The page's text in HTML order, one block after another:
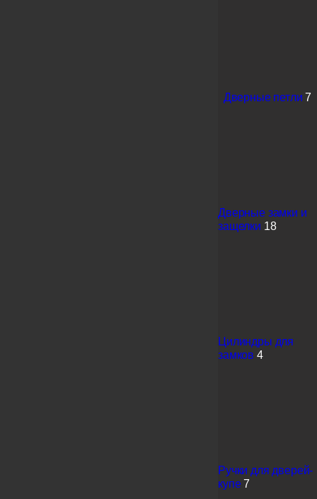
Дверные петли 7
Дверные замки и
защелки 18
Цилиндры для
замков 4
Ручки для дверей-
купе 7